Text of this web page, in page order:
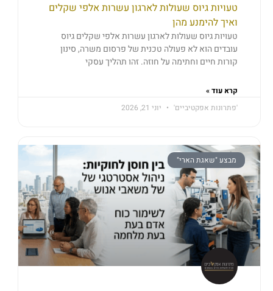
טעויות גיוס שעולות לארגון עשרות אלפי שקלים
ואיך להימנע מהן
טעויות גיוס שעולות לארגון עשרות אלפי שקלים גיוס
עובדים הוא לא פעולה טכנית של פרסום משרה, סינון
קורות חיים וחתימה על חוזה. זהו תהליך עסקי
קרא עוד »
'פתרונות אפקטיביים'
יוני 21, 2026
מבצע "שאגת הארי"